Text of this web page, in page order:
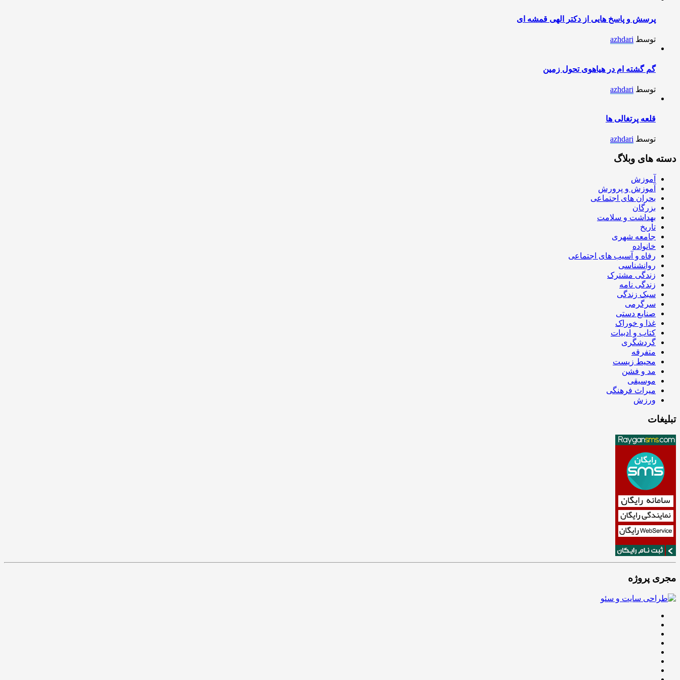
پرسش و پاسخ هایی از دکتر الهی قمشه ای
توسط azhdari
گم گشته ام در هیاهوی تحول زمین
توسط azhdari
قلعه پرتغالی ها
توسط azhdari
دسته های وبلاگ
آموزش
آموزش و پرورش
بحران های اجتماعی
بزرگان
بهداشت و سلامت
تاریخ
جامعه شهری
خانواده
رفاه و آسیب های اجتماعی
روانشناسی
زندگی مشترک
زندگی نامه
سبک زندگی
سرگرمی
صنایع دستی
غذا و خوراک
کتاب و ادبیات
گردشگری
متفرقه
محیط زیست
مد و فشن
موسیقی
میراث فرهنگی
ورزش
تبلیغات
مجری پروژه